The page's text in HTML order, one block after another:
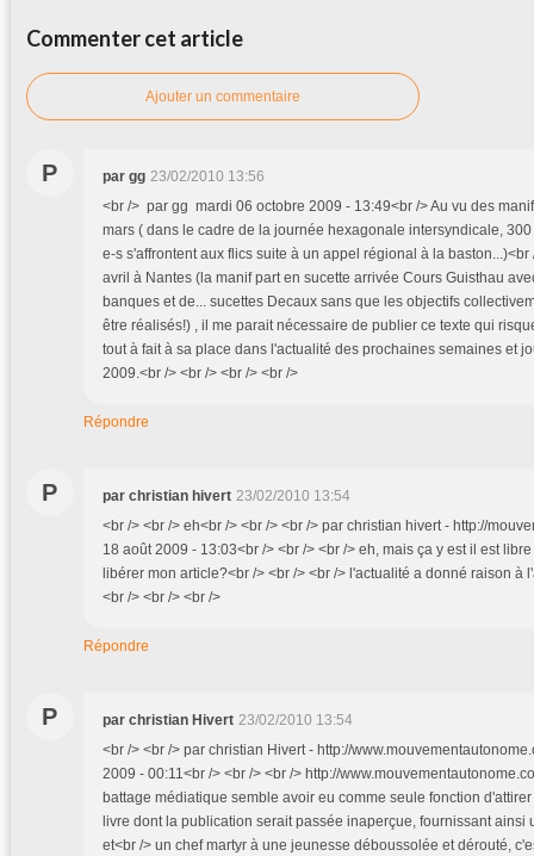
Commenter cet article
Ajouter un commentaire
P par gg 23/02/2010 13:56
<br /> par gg mardi 06 octobre 2009 - 13:49<br /> Au vu des
mars ( dans le cadre de la journée hexagonale intersyndicale,
e-s s'affrontent aux flics suite à un appel régional à la
avril à Nantes (la manif part en sucette arrivée Cours Guisthau
banques et de... sucettes Decaux sans que les objectifs
être réalisés!) , il me parait nécessaire de publier ce texte qui
tout à fait à sa place dans l'actualité des prochaines semaines et
2009.<br /> <br /> <br /> <br />
Répondre
P par christian hivert 23/02/2010 13:54
<br /> <br /> eh<br /> <br /> <br /> par christian hivert - http://
18 août 2009 - 13:03<br /> <br /> <br /> eh, mais ça y est il est
libérer mon article?<br /> <br /> <br /> l'actualité a donné raison à
<br /> <br /> <br />
Répondre
P par christian Hivert 23/02/2010 13:54
<br /> <br /> par christian Hivert - http://
2009 - 00:11<br /> <br /> <br /> http://
battage médiatique semble avoir eu comme seule fonction
livre dont la publication serait passée inaperçue, fournissant
et<br /> un chef martyr à une jeunesse déboussolée et dérouté,